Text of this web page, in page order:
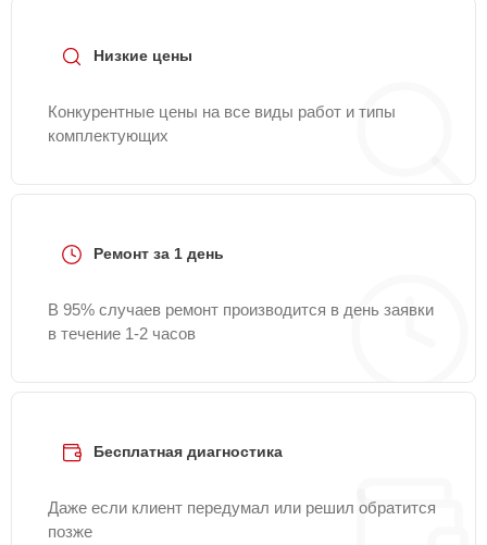
Низкие цены
Конкурентные цены на все виды работ и типы
комплектующих
Ремонт за 1 день
В 95% случаев ремонт производится в день заявки
в течение 1-2 часов
Бесплатная диагностика
Даже если клиент передумал или решил обратится
позже